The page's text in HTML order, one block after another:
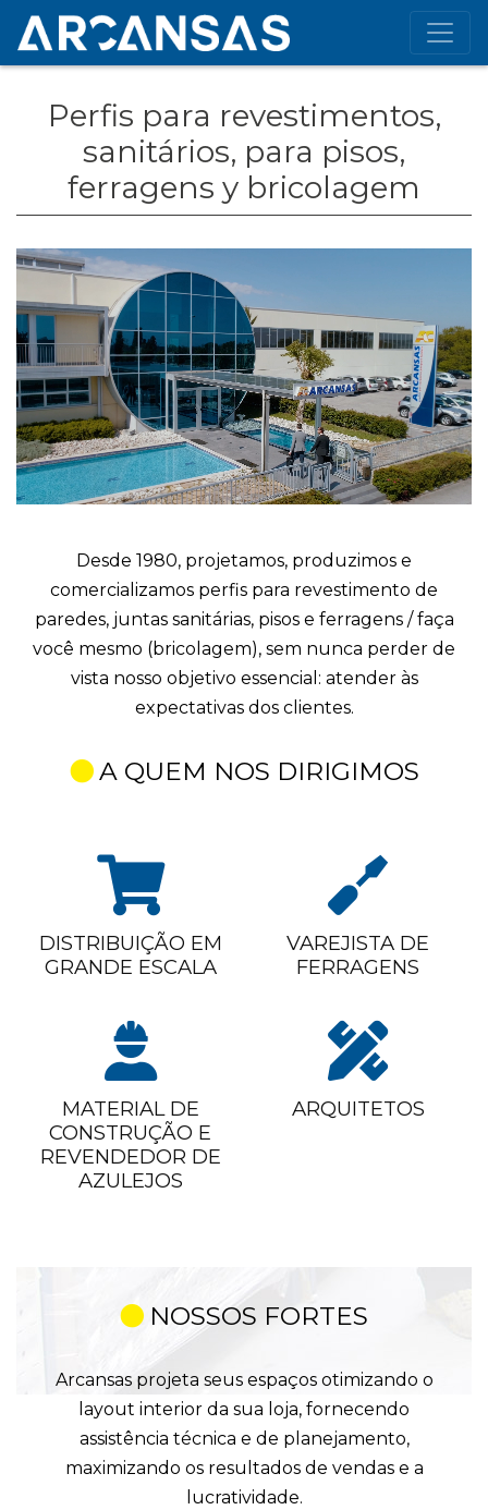
Perfis para revestimentos,
sanitários, para pisos,
ferragens y bricolagem
Desde 1980, projetamos, produzimos e
comercializamos perfis para revestimento de
paredes, juntas sanitárias, pisos e ferragens / faça
você mesmo (bricolagem), sem nunca perder de
vista nosso objetivo essencial: atender às
expectativas dos clientes.
A QUEM NOS DIRIGIMOS
DISTRIBUIÇÃO EM
GRANDE ESCALA
VAREJISTA DE
FERRAGENS
MATERIAL DE
CONSTRUÇÃO E
REVENDEDOR DE
AZULEJOS
ARQUITETOS
NOSSOS FORTES
Arcansas projeta seus espaços otimizando o
layout interior da sua loja, fornecendo
assistência técnica e de planejamento,
maximizando os resultados de vendas e a
lucratividade.